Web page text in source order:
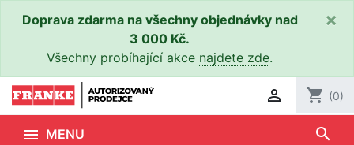
Doprava zdarma na všechny objednávky nad
3 000 Kč.
Všechny probíhající akce najdete zde.
×
 shopping_cart (0)
 MENU search